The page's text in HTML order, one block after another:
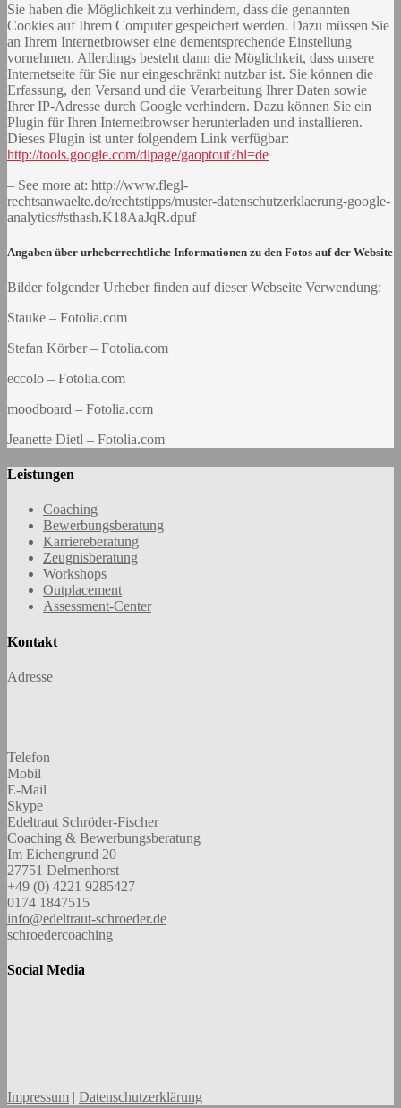
Sie haben die Möglichkeit zu verhindern, dass die genannten
Cookies auf Ihrem Computer gespeichert werden. Dazu müssen Sie
an Ihrem Internetbrowser eine dementsprechende Einstellung
vornehmen. Allerdings besteht dann die Möglichkeit, dass unsere
Internetseite für Sie nur eingeschränkt nutzbar ist. Sie können die
Erfassung, den Versand und die Verarbeitung Ihrer Daten sowie
Ihrer IP-Adresse durch Google verhindern. Dazu können Sie ein
Plugin für Ihren Internetbrowser herunterladen und installieren.
Dieses Plugin ist unter folgendem Link verfügbar:
http://tools.google.com/dlpage/gaoptout?hl=de
– See more at: http://www.flegl-
rechtsanwaelte.de/rechtstipps/muster-datenschutzerklaerung-google-
analytics#sthash.K18AaJqR.dpuf
Angaben über urheberrechtliche Informationen zu den Fotos auf der Website
Bilder folgender Urheber finden auf dieser Webseite Verwendung:
Stauke – Fotolia.com
Stefan Körber – Fotolia.com
eccolo – Fotolia.com
moodboard – Fotolia.com
Jeanette Dietl – Fotolia.com
Leistungen
Coaching
Bewerbungsberatung
Karriereberatung
Zeugnisberatung
Workshops
Outplacement
Assessment-Center
Kontakt
Adresse
Telefon
Mobil
E-Mail
Skype
Edeltraut Schröder-Fischer
Coaching & Bewerbungsberatung
Im Eichengrund 20
27751 Delmenhorst
+49 (0) 4221 9285427
0174 1847515
info@edeltraut-schroeder.de
schroedercoaching
Social Media
Impressum | Datenschutzerklärung